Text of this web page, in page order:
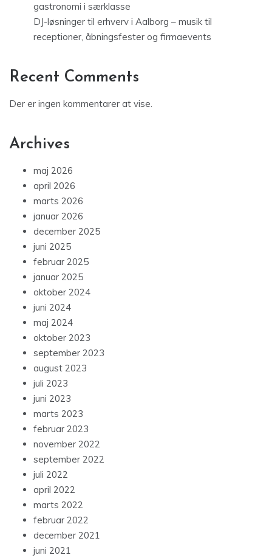
gastronomi i særklasse
DJ-løsninger til erhverv i Aalborg – musik til
receptioner, åbningsfester og firmaevents
Recent Comments
Der er ingen kommentarer at vise.
Archives
maj 2026
april 2026
marts 2026
januar 2026
december 2025
juni 2025
februar 2025
januar 2025
oktober 2024
juni 2024
maj 2024
oktober 2023
september 2023
august 2023
juli 2023
juni 2023
marts 2023
februar 2023
november 2022
september 2022
juli 2022
april 2022
marts 2022
februar 2022
december 2021
juni 2021